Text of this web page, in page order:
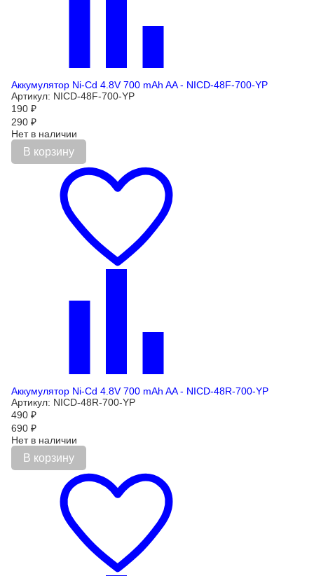
Аккумулятор Ni-Cd 4.8V 700 mAh AA - NICD-48F-700-YP
Артикул: NICD-48F-700-YP
190 ₽
290 ₽
Нет в наличии
В корзину
Аккумулятор Ni-Cd 4.8V 700 mAh AA - NICD-48R-700-YP
Артикул: NICD-48R-700-YP
490 ₽
690 ₽
Нет в наличии
В корзину